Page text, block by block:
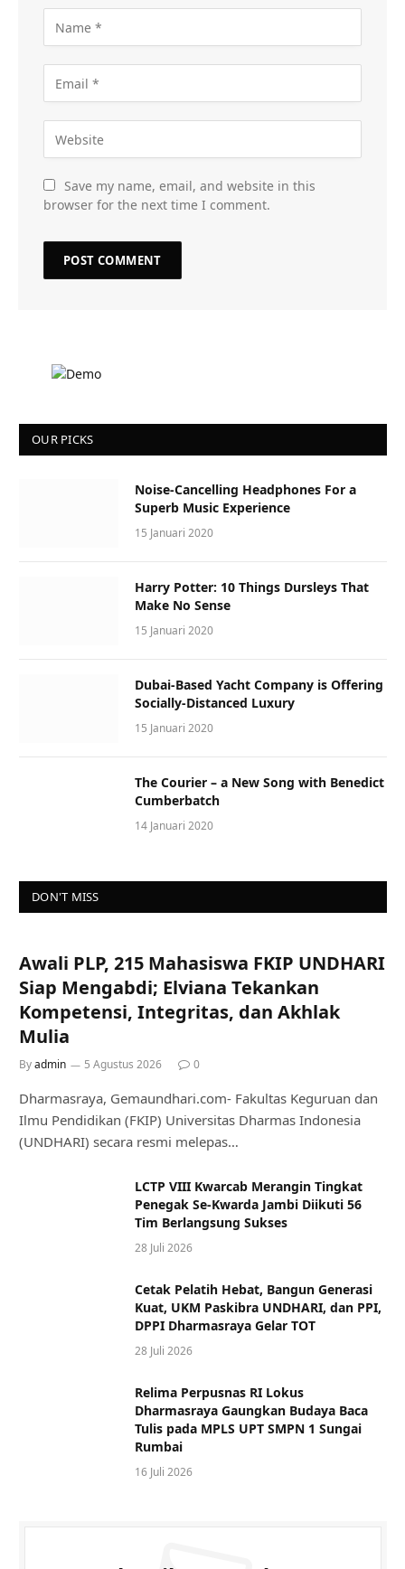
Save my name, email, and website in this
browser for the next time I comment.
OUR PICKS
Noise-Cancelling Headphones For a
Superb Music Experience
15 Januari 2020
Harry Potter: 10 Things Dursleys That
Make No Sense
15 Januari 2020
Dubai-Based Yacht Company is Offering
Socially-Distanced Luxury
15 Januari 2020
The Courier – a New Song with Benedict
Cumberbatch
14 Januari 2020
DON'T MISS
Awali PLP, 215 Mahasiswa FKIP UNDHARI
Siap Mengabdi; Elviana Tekankan
Kompetensi, Integritas, dan Akhlak
Mulia
Byadmin 5 Agustus 2026 0
Dharmasraya, Gemaundhari.com- Fakultas Keguruan dan
Ilmu Pendidikan (FKIP) Universitas Dharmas Indonesia
(UNDHARI) secara resmi melepas…
LCTP VIII Kwarcab Merangin Tingkat
Penegak Se-Kwarda Jambi Diikuti 56
Tim Berlangsung Sukses
28 Juli 2026
Cetak Pelatih Hebat, Bangun Generasi
Kuat, UKM Paskibra UNDHARI, dan PPI,
DPPI Dharmasraya Gelar TOT
28 Juli 2026
Relima Perpusnas RI Lokus
Dharmasraya Gaungkan Budaya Baca
Tulis pada MPLS UPT SMPN 1 Sungai
Rumbai
16 Juli 2026